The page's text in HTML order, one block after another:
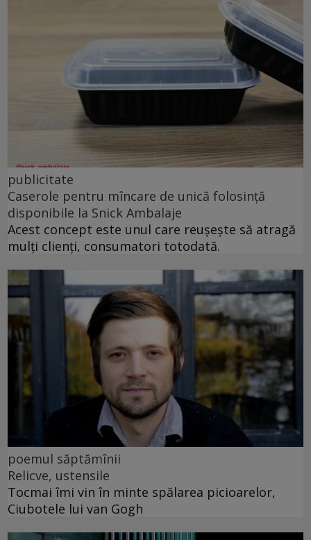
publicitate
Caserole pentru mîncare de unică folosință
disponibile la Snick Ambalaje
Acest concept este unul care reușește să atragă
mulți clienți, consumatori totodată.
poemul săptămînii
Relicve, ustensile
Tocmai îmi vin în minte spălarea picioarelor,
Ciubotele lui van Gogh